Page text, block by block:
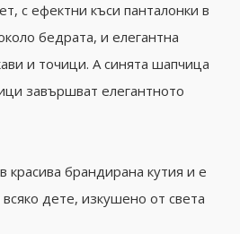
с ефектни къси панталонки в
бедрата, и елегантна
и точици. А синята шапчица
завършват елегантното
красива брандирана кутия и е
дете, изкушено от света